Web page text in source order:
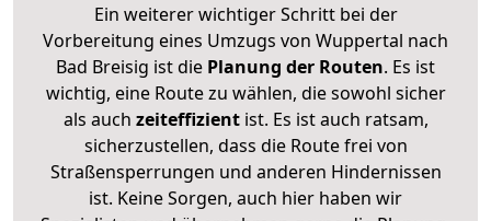
Ein weiterer wichtiger Schritt bei der
Vorbereitung eines Umzugs von Wuppertal nach
Bad Breisig ist die Planung der Routen. Es ist
wichtig, eine Route zu wählen, die sowohl sicher
als auch zeiteffizientist. Es ist auch ratsam,
sicherzustellen, dass die Route frei von
Straßensperrungen und anderen Hindernissen
ist. Keine Sorgen, auch hier haben wir